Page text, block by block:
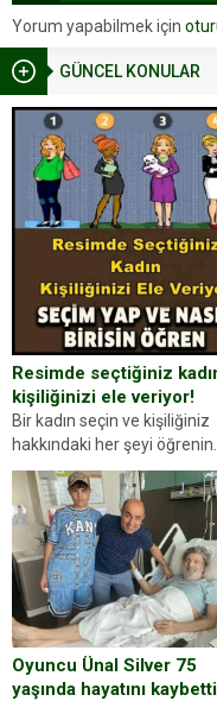
GÜNCEL KONULAR
Resimde seçtiğiniz
kişiliğinizi ele veriyor!
Bir kadın seçin ve kişiliğiniz
hakkındaki her şeyi
kez karşınıza oldukça
kişilik testiyle çıkıyoruz.
gördüğünüz kadın
dikkatinizi en...
Oyuncu Ünal Silver 75
yaşında hayatını kaybetti
Yorum yapabilmek için